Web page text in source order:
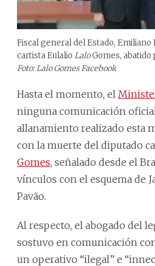
Fiscal general del Estado, Emiliano
cartista Eulalio LaloGomes, abatido
Foto: Lalo Gomes Facebook
Hasta el momento, el
ninguna comunicación
allanamiento realizado esta
con la muerte del diputado
Gomes, señalado desde el
vínculos con el esquema de
Pavão.
Al respecto, el abogado del
sostuvo en comunicación
un operativo “ilegal” e